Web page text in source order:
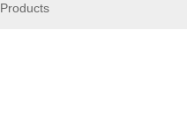
Products